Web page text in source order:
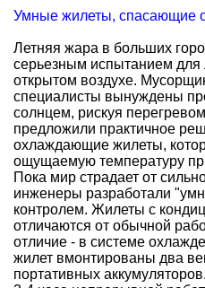
Умные жилеты, спасающие
Летняя жара в больших
серьезным испытанием
открытом воздухе.
специалисты вынуждены
солнцем, рискуя
предложили практичное
охлаждающие жилеты,
ощущаемую температуру
Пока мир страдает от
инженеры разработали
контролем. Жилеты с
отличаются от обычной
отличие - в системе
жилет вмонтированы два
портативных